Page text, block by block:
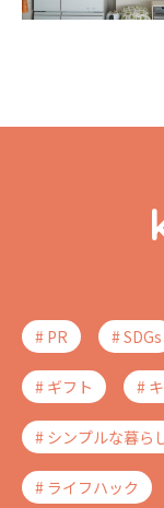
# PR # SDGs
# ギフト #
# シンプルな暮ら
# ライフハック